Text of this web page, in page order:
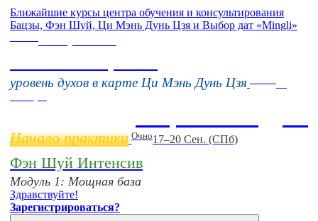
Ближайшие курсы центра обучения и консультирования
Бацзы, Фэн Шуй, Ци Мэнь Дунь Цзя и Выбор дат «Mingli»
уровень духов в карте Ци Мэнь Дунь Цзя
Начало практики Очно17–20 Сен. (СПб)
Фэн Шуй Интенсив
Модуль 1: Мощная база
Здравствуйте!
Зарегистрироваться?